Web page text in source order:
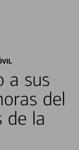
a sus
del
de la